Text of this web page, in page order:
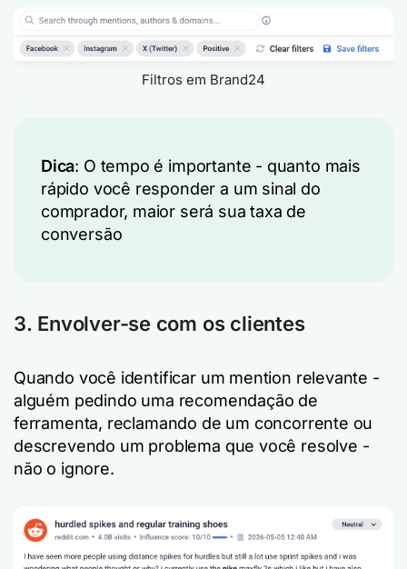
Filtros em Brand24
Dica: O tempo é importante - quanto mais
rápido você responder a um sinal do
comprador, maior será sua taxa de
conversão
3. Envolver-se com os clientes
Quando você identificar um mention relevante -
alguém pedindo uma recomendação de
ferramenta, reclamando de um concorrente ou
descrevendo um problema que você resolve -
não o ignore.